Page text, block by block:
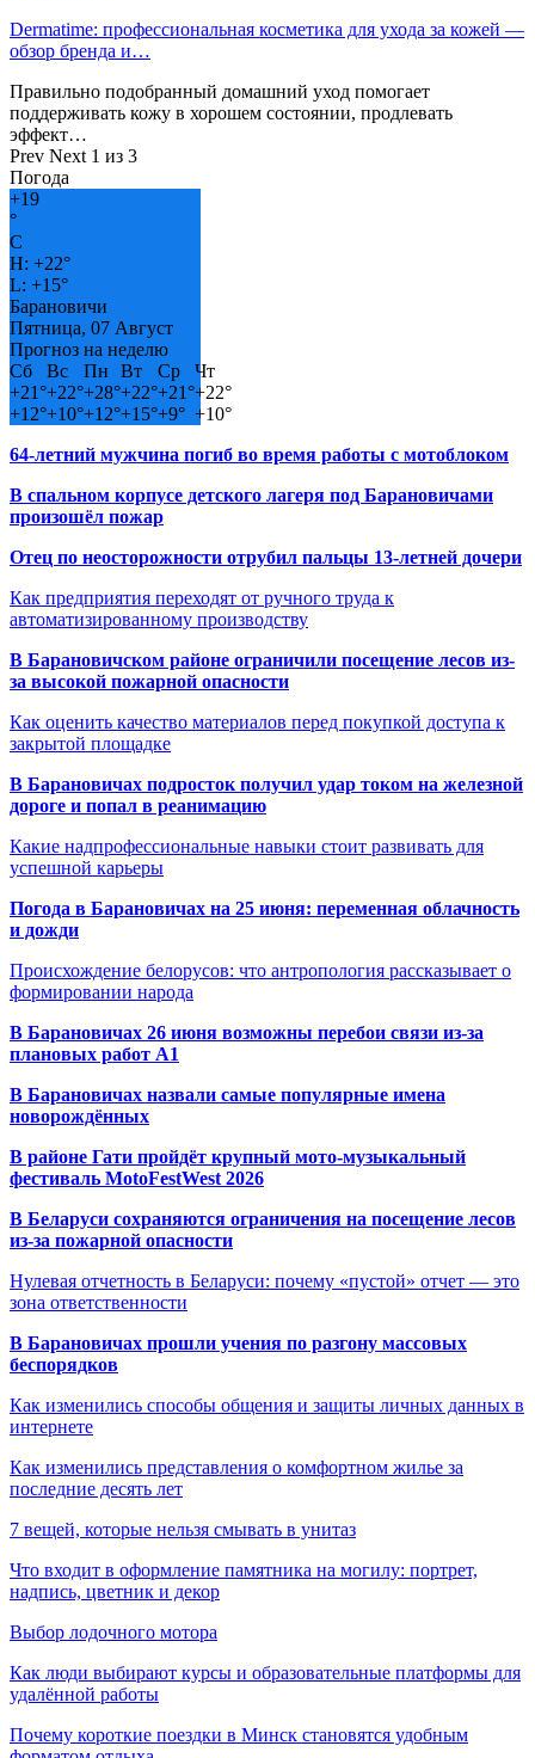
Dermatime: профессиональная косметика для ухода за кожей —
обзор бренда и…
Правильно подобранный домашний уход помогает
поддерживать кожу в хорошем состоянии, продлевать
эффект…
Prev Next 1 из 3
Погода
+19
°
C
H: +22°
L: +15°
Барановичи
Пятница, 07 Август
Прогноз на неделю
Сб
Вс Пн Вт Ср
Чт
+21°+22°+28°+22°+21°+22°
+12°+10°+12°+15°+9° +10°
64-летний мужчина погиб во время работы с мотоблоком
В спальном корпусе детского лагеря под Барановичами
произошёл пожар
Отец по неосторожности отрубил пальцы 13-летней дочери
Как предприятия переходят от ручного труда к
автоматизированному производству
В Барановичском районе ограничили посещение лесов из-
за высокой пожарной опасности
Как оценить качество материалов перед покупкой доступа к
закрытой площадке
В Барановичах подросток получил удар током на железной
дороге и попал в реанимацию
Какие надпрофессиональные навыки стоит развивать для
успешной карьеры
Погода в Барановичах на 25 июня: переменная облачность
и дожди
Происхождение белорусов: что антропология рассказывает о
формировании народа
В Барановичах 26 июня возможны перебои связи из-за
плановых работ A1
В Барановичах назвали самые популярные имена
новорождённых
В районе Гати пройдёт крупный мото-музыкальный
фестиваль MotoFestWest 2026
В Беларуси сохраняются ограничения на посещение лесов
из-за пожарной опасности
Нулевая отчетность в Беларуси: почему «пустой» отчет — это
зона ответственности
В Барановичах прошли учения по разгону массовых
беспорядков
Как изменились способы общения и защиты личных данных в
интернете
Как изменились представления о комфортном жилье за
последние десять лет
7 вещей, которые нельзя смывать в унитаз
Что входит в оформление памятника на могилу: портрет,
надпись, цветник и декор
Выбор лодочного мотора
Как люди выбирают курсы и образовательные платформы для
удалённой работы
Почему короткие поездки в Минск становятся удобным